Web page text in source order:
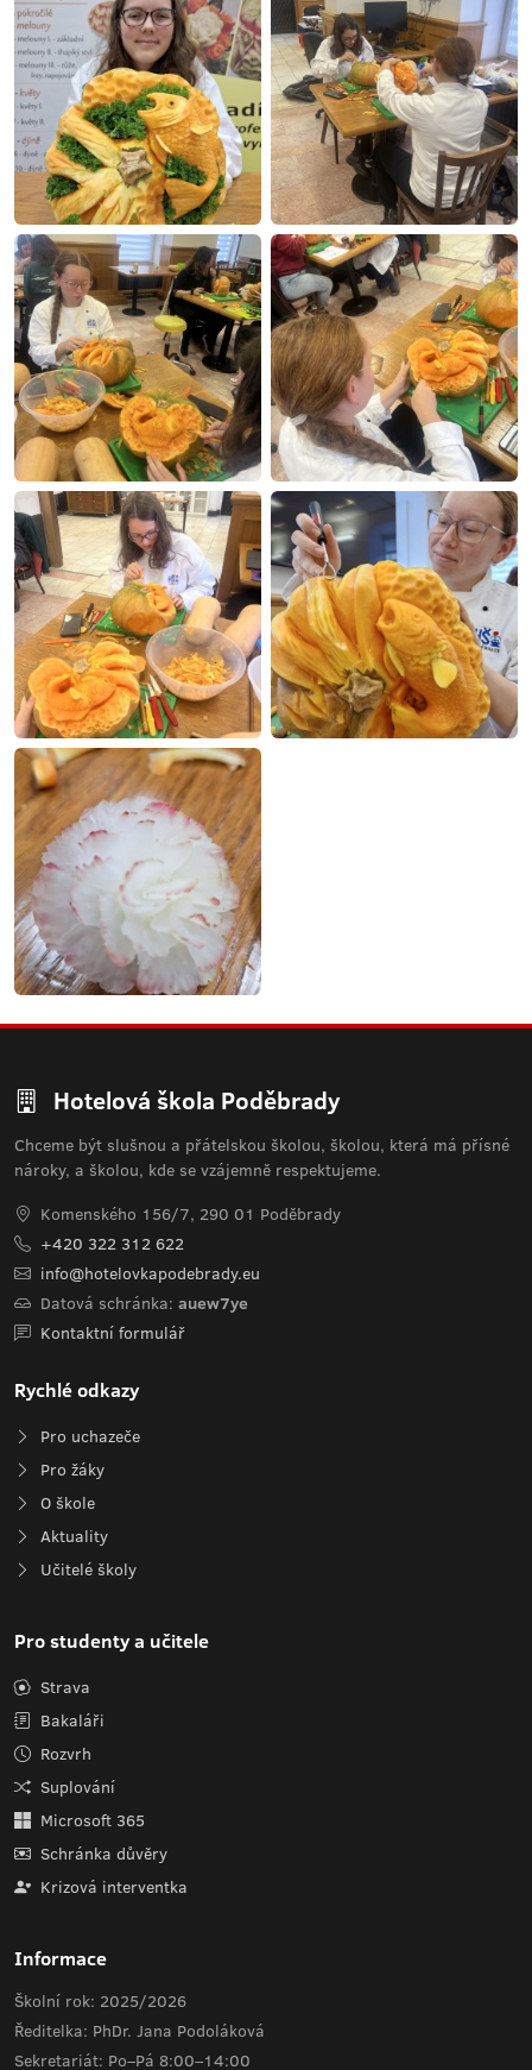
Hotelová škola Poděbrady
Chceme být slušnou a přátelskou školou, školou, která má přísné
nároky, a školou, kde se vzájemně respektujeme.
Komenského 156/7, 290 01 Poděbrady
+420 322 312 622
info@hotelovkapodebrady.eu
Datová schránka: auew7ye
Kontaktní formulář
Rychlé odkazy
Pro uchazeče
Pro žáky
O škole
Aktuality
Učitelé školy
Pro studenty a učitele
Strava
Bakaláři
Rozvrh
Suplování
Microsoft 365
Schránka důvěry
Krizová interventka
Informace
Školní rok: 2025/2026
Ředitelka: PhDr. Jana Podoláková
Sekretariát: Po–Pá 8:00–14:00